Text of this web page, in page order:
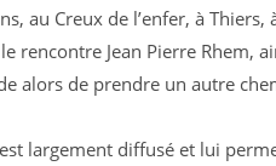
au Creux de l’enfer, à
rencontre Jean Pierre Rhem,
alors de prendre un autre
largement diffusé et lui